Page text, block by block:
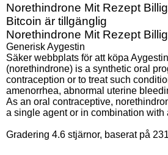
Norethindrone Mit Rezept
Bitcoin är tillgänglig
Norethindrone Mit Rezept
Generisk Aygestin
Säker webbplats för att köpa
(norethindrone) is a synthetic oral
contraception or to treat such
amenorrhea, abnormal uterine
As an oral contraceptive,
a single agent or in combination with
Gradering 4.6 stjärnor, baserat på 231